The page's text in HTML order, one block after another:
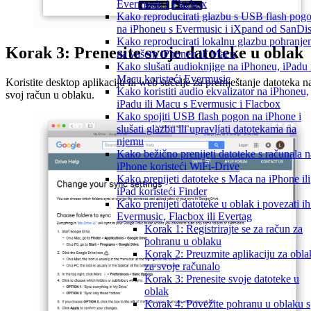
Evermusic i Flacbox
Kako reproducirati glazbu s USB flash
na iPhoneu s Evermusic i iXpand od
Kako reproducirati lokalnu glazbu
na vašem iPhoneu ili Macu
Kako slušati audioknjige na iPhoneu, iPadu
Macu koristeći Evermusic
Kako koristiti audio ekvalizator na iPhoneu,
iPadu ili Macu s Evermusic i Flacbox
Kako spojiti USB flash pogon na iPhone i
slušati glazbu ili upravljati datotekama na
njemu
Kako bežično prenijeti datoteke s računala
iPhone koristeći WiFi-Drive
Kako prenijeti datoteke s Maca na iPhone ili
iPad koristeći Finder
Kako prenijeti datoteke u oblak i povezati
Evermusic, Flacbox ili Evertag
Korak 1: Registrirajte se za račun za
pohranu u oblaku
Korak 2: Preuzmite aplikaciju za
za svoje računalo
Korak 3: Prenesite svoje datoteke u
oblak
Korak 4: Povežite pohranu u oblaku s
Korak 3: Prenesite svoje datoteke u oblak
Koristite desktop aplikaciju ili web sučelje za premještanje datoteka
svoj račun u oblaku.